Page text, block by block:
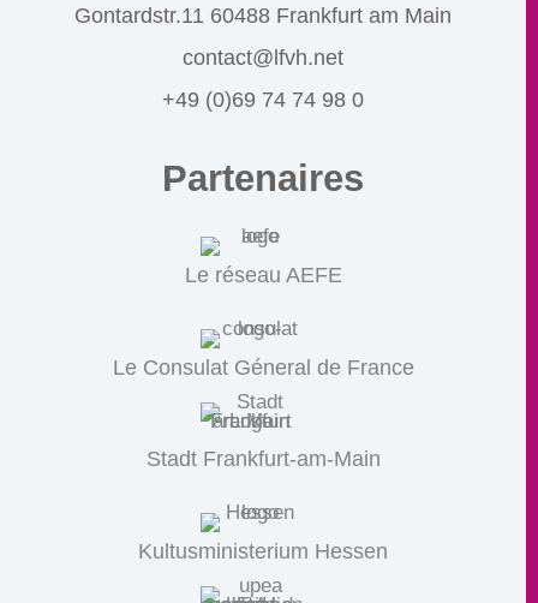
Gontardstr.11 60488 Frankfurt am Main
contact@lfvh.net
+49 (0)69 74 74 98 0
Partenaires
Le réseau AEFE
Le Consulat Géneral de France
Stadt Frankfurt-am-Main
Kultusministerium Hessen